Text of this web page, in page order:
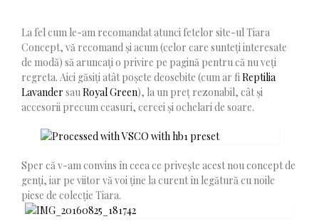
La fel cum le-am recomandat atunci fetelor site-ul Tiara
Concept, vă recomand și acum (celor care sunteți interesate
de modă) să aruncați o privire pe pagină pentru că nu veți
regreta. Aici găsiți atât poșete deosebite (cum ar fiReptilia
Lavander sauRoyal Green), la un preț rezonabil, cât și
accesorii precum ceasuri, cercei și ochelari de soare.
Sper că v-am convins în ceea ce privește acest nou concept de
genți, iar pe viitor vă voi ține la curent în legătură cu noile
piese de colecție Tiara.